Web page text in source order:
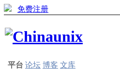
免费注册
平台 论坛 博客 文库